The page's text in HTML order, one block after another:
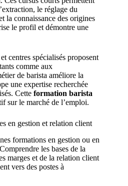
le réglage du
la connaissance des origines
le profil et démontre une
centres spécialisés proposent
comme aux
de barista améliore la
une expertise recherchée
Cette formation barista
sur le marché de l’emploi.
en gestion et relation client
formations en gestion ou en
les bases de la
marges et de la relation client
vers des postes à